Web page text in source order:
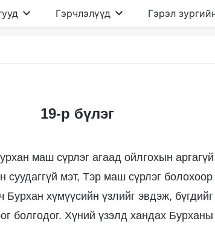
Гэрчлэлүүд Гэрэл
19-р бүлэг
маш сүрлэг агаад ойлгохын аргагүй
мэт, Тэр маш сүрлэг болохоор
Бурхан хүмүүсийн үзлийг эвдэж,
болгодог. Хүний үзэлд хандах